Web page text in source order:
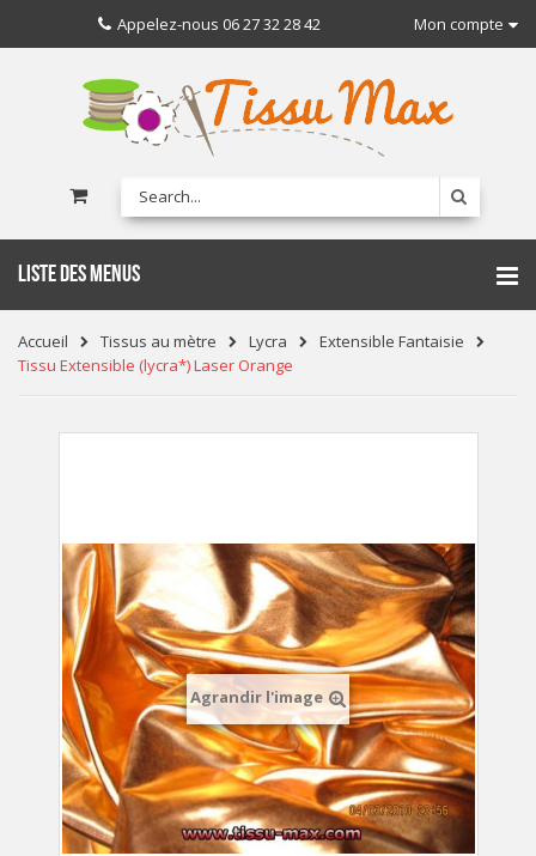
Mon compte
Appelez-nous 06 27 32 28 42
LISTE DES MENUS
Accueil Tissus au mètre Lycra
Extensible Fantaisie
Tissu Extensible (lycra*) Laser Orange
Agrandir l'image